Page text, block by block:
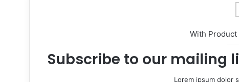
With Product
Subscribe to our mailing
Lorem ipsum dolor